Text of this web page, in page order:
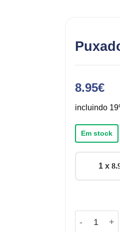
8.95€
incluindo
Em stock
1 x